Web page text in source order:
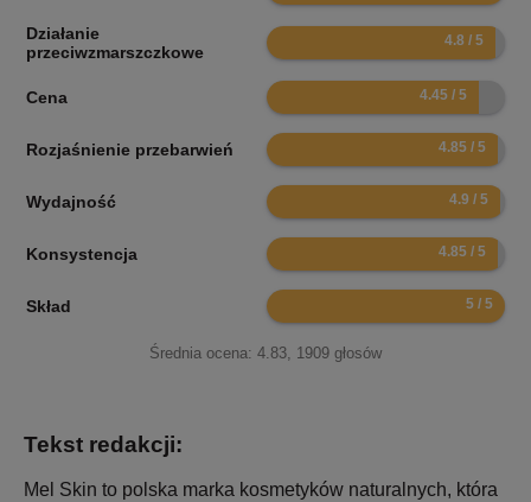
Działanie
przeciwzmarszczkowe
9.6
Cena 8.9
Rozjaśnienie przebarwień 9.7
Wydajność 9.8
Konsystencja 9.7
Skład 10
Średnia ocena: 4.83, 1909 głosów
Tekst redakcji:
Mel Skin to polska marka kosmetyków naturalnych, która